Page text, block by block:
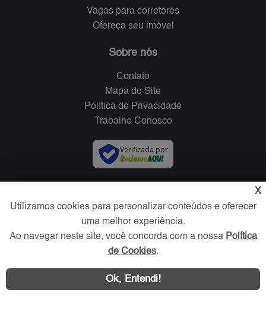
Vagas para corretores
Ofereça seu imóvel
Sobre nós
Contato
Mapa do Site
Política de Privacidade
Trabalhe Conosco
Verificada por
X
Utilizamos cookies para personalizar conteúdos e oferecer
uma melhor experiência.
Ao navegar neste site, você concorda com a nossa Política
de Cookies.
Ok, Entendi!